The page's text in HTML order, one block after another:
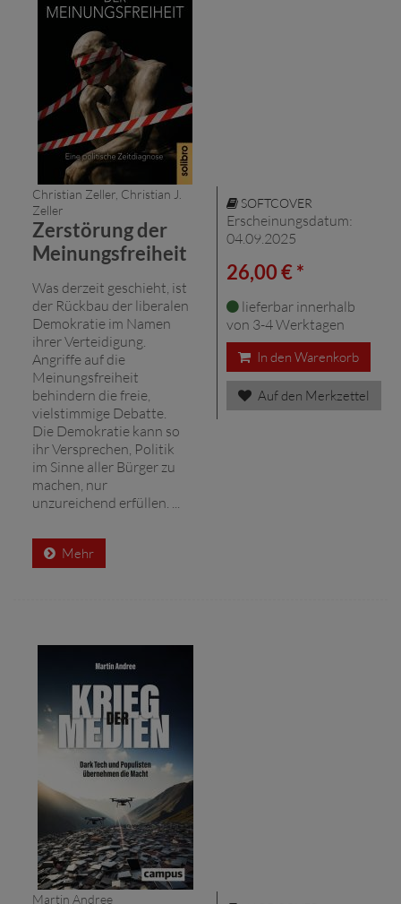
Christian Zeller, Christian J.
Zeller
Zerstörung der
Meinungsfreiheit
Was derzeit geschieht, ist
der Rückbau der liberalen
Demokratie im Namen
ihrer Verteidigung.
Angriffe auf die
Meinungsfreiheit
behindern die freie,
vielstimmige Debatte.
Die Demokratie kann so
ihr Versprechen, Politik
im Sinne aller Bürger zu
machen, nur
unzureichend erfüllen. ...
Mehr
SOFTCOVER
Erscheinungsdatum:
04.09.2025
26,00 € *
lieferbar innerhalb
von 3-4 Werktagen
In den Warenkorb
Auf den Merkzettel
Martin Andree